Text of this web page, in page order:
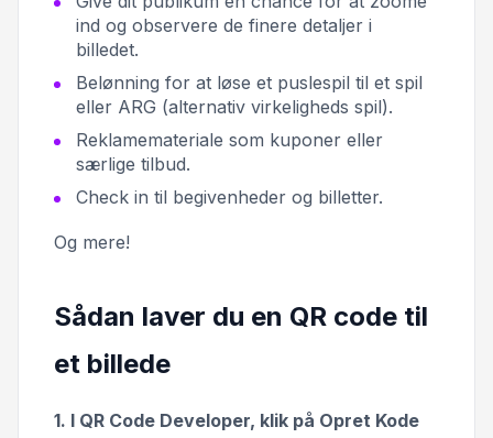
ind og observere de finere detaljer i
billedet.
Belønning for at løse et puslespil til et spil
eller ARG (alternativ virkeligheds spil).
Reklamemateriale som kuponer eller
særlige tilbud.
Check in til begivenheder og billetter.
Og mere!
Sådan laver du en QR code til
et billede
1. I QR Code Developer, klik på Opret Kode